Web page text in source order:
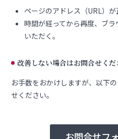
ページのアドレス（URL）が
時間が経ってから再度、ブ
いただく。
改善しない場合はお問合せくだ
お手数をおかけしますが、以下
せください。